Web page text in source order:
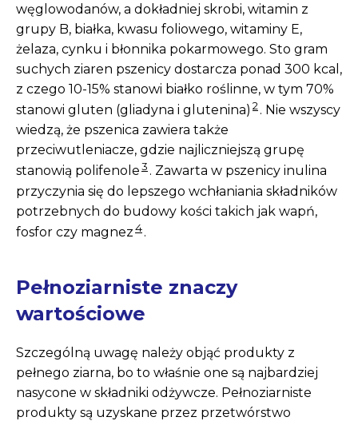
węglowodanów, a dokładniej skrobi, witamin z
grupy B, białka, kwasu foliowego, witaminy E,
żelaza, cynku i błonnika pokarmowego. Sto gram
suchych ziaren pszenicy dostarcza ponad 300 kcal,
z czego 10-15% stanowi białko roślinne, w tym 70%
stanowi gluten (gliadyna i glutenina) 2 . Nie wszyscy
wiedzą, że pszenica zawiera także
przeciwutleniacze, gdzie najliczniejszą grupę
stanowią polifenole3 . Zawarta w pszenicy inulina
przyczynia się do lepszego wchłaniania składników
potrzebnych do budowy kości takich jak wapń,
fosfor czy magnez4.
Pełnoziarniste znaczy
wartościowe
Szczególną uwagę należy objąć produkty z
pełnego ziarna, bo to właśnie one są najbardziej
nasycone w składniki odżywcze. Pełnoziarniste
produkty są uzyskane przez przetwórstwo